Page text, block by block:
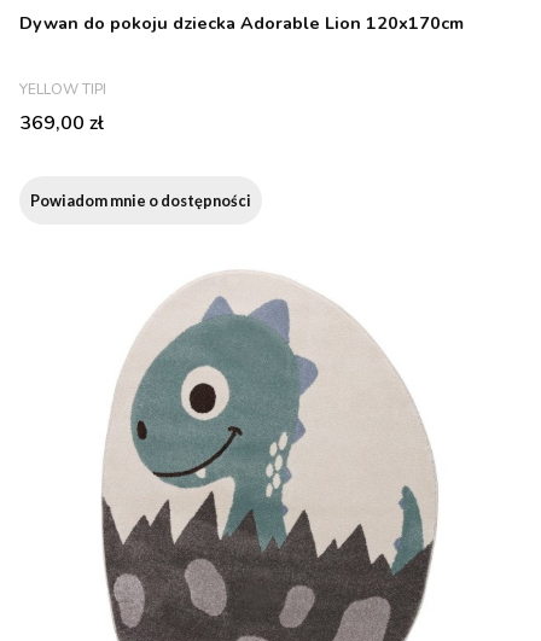
Dywan do pokoju dziecka Adorable Lion 120x170cm
PRODUCENT
YELLOW TIPI
Cena
369,00 zł
Powiadom mnie o dostępności